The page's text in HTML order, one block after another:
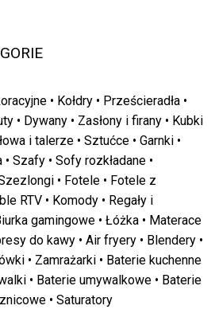
• Kołdry • Prześcieradła •
• Dywany • Zasłony i firany • Kubki
i talerze • Sztućce • Garnki •
• Szafy • Sofy rozkładane •
• Fotele • Fotele z
RTV • Komody • Regały i
gamingowe • Łóżka • Materace
do kawy • Air fryery • Blendery •
• Zamrażarki • Baterie kuchenne
• Baterie umywalkowe • Baterie
• Saturatory